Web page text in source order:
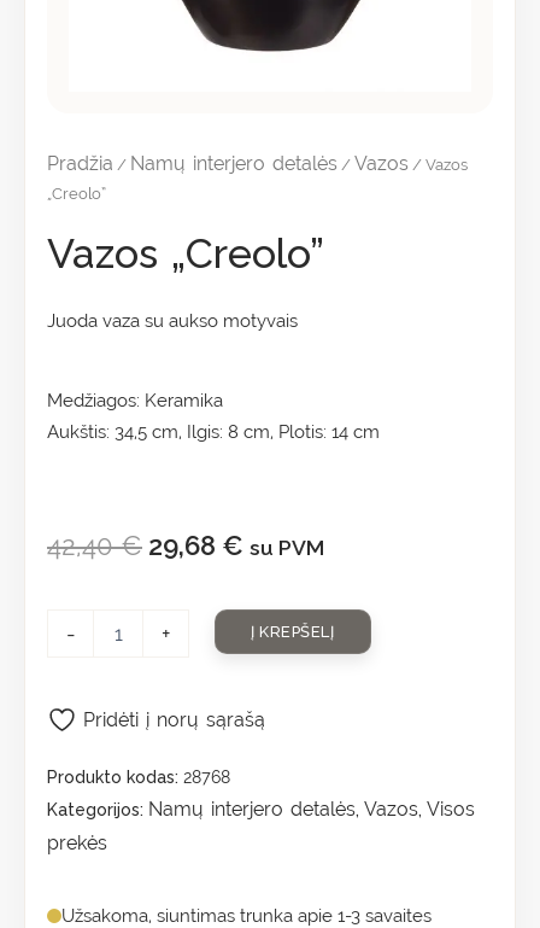
Pradžia / Namų interjero detalės /Vazos / Vazos
„Creolo”
Vazos „Creolo”
Juoda vaza su aukso motyvais
Medžiagos: Keramika
Aukštis: 34,5 cm, Ilgis: 8 cm, Plotis: 14 cm
42,40€ 29,68 € su PVM
- + Į KREPŠELĮ
Produkto kodas: 28768
Kategorijos: Namų interjero detalės, Vazos, Visos
prekės
Užsakoma, siuntimas trunka apie 1-3 savaites
Pridėti į norų sąrašą